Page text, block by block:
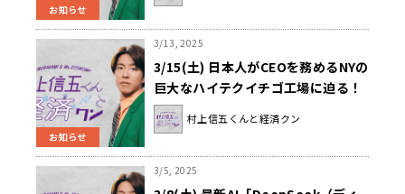
お知らせ
お知らせ
3/13, 2025
3/15(土) 日本人がCEOを務めるNYの
巨大なハイテクイチゴ工場に迫る！
『村上信五くんと経済クン』
村上信五くんと経済クン
3/5, 2025